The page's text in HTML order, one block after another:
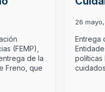
(FEMP),
de la
Freno, que
26
Entrega
políticas